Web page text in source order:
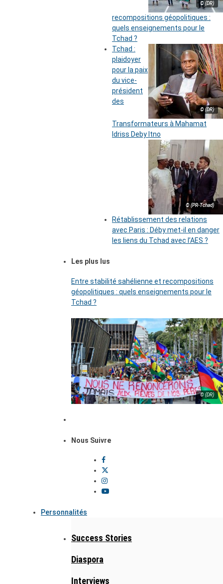
© (DR)
recompositions géopolitiques :
quels enseignements pour le
Tchad ?
© (DR)
Tchad :
plaidoyer
pour la paix
du vice-
président
des
Transformateurs à Mahamat
Idriss Deby Itno
© (PR-Tchad)
Rétablissement des relations
avec Paris : Déby met-il en danger
les liens du Tchad avec l’AES ?
Les plus lus
Entre stabilité sahélienne et recompositions
géopolitiques : quels enseignements pour le
Tchad ?
© (DR)
Nous Suivre
Personnalités
Success Stories
Diaspora
Interviews